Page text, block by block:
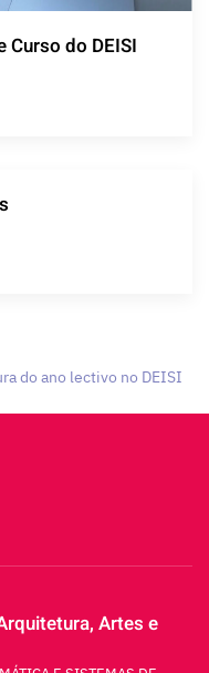
Curso do DEISI
do ano lectivo no DEISI
Artes e